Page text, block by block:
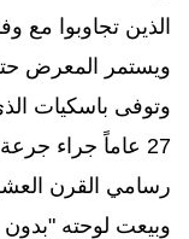
الذين تجاوبوا مع
ويستمر المعرض
وتوفى باسكيات
27 عاماً جراء
رسامي القرن
وبيعت لوحته